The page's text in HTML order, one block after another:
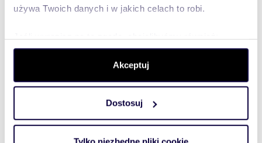
używa Twoich danych i w jakich celach to robi.
Gromadzić dane dotyczące Twojej lokalizacji
geograficznej z dokładnością nawet do kilku metrów
Identyfikować Twoje urządzenie, aktywnie analizując
czyli wirtualny odcisk palca)
Dowiedz się więcej odnośnie tego, jak Twoje osobiste
dane są przetwarzane oraz ustaw własne preferencje w
Akceptuj
Dostosuj